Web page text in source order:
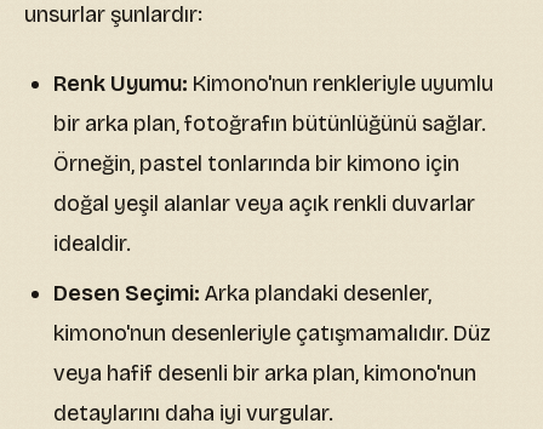
unsurlar şunlardır:
Renk Uyumu: Kimono'nun renkleriyle uyumlu
bir arka plan, fotoğrafın bütünlüğünü sağlar.
Örneğin, pastel tonlarında bir kimono için
doğal yeşil alanlar veya açık renkli duvarlar
idealdir.
Desen Seçimi: Arka plandaki desenler,
kimono'nun desenleriyle çatışmamalıdır. Düz
veya hafif desenli bir arka plan, kimono'nun
detaylarını daha iyi vurgular.